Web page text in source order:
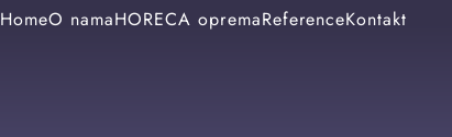
HomeO namaHORECA opremaReferenceKontakt